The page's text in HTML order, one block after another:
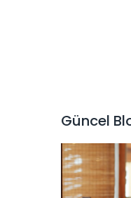
Güncel